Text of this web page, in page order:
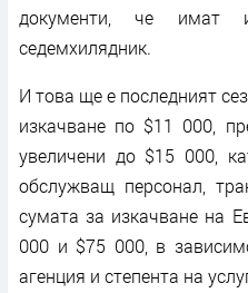
документи, че имат
седемхилядник.
И това ще е последният
изкачване по $11 000,
увеличени до $15 000,
обслужващ персонал,
сумата за изкачване на
000 и $75 000, в
агенция и степента на